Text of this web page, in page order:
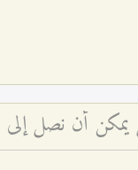
أن نصل إلى